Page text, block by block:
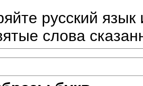
русский
слова